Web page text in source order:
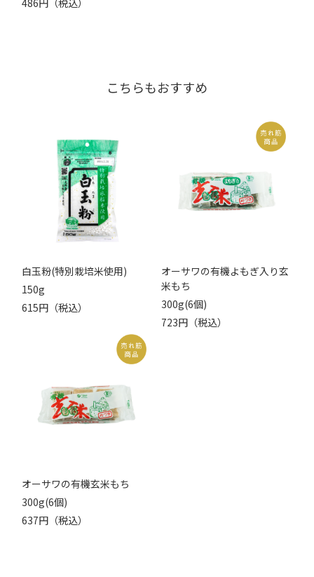
こちらもおすすめ
白玉粉(特別栽培米使用)
150g
615円（税込）
オーサワの有機よもぎ入り玄
米もち
300g(6個)
723円（税込）
オーサワの有機玄米もち
300g(6個)
637円（税込）